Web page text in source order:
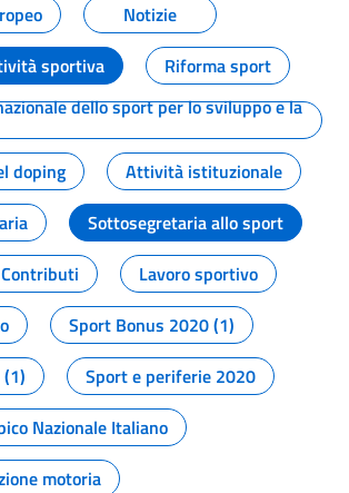
Notizie
sportiva
Riforma sport
dello sport per lo sviluppo e la
doping
Attività istituzionale
Sottosegretaria allo sport
Lavoro sportivo
Sport Bonus 2020 (1)
Sport e periferie 2020
Nazionale Italiano
motoria